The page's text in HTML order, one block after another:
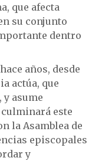
que afecta
su conjunto
dentro
años, desde
actúa, que
asume
este
la Asamblea de
episcopales
y